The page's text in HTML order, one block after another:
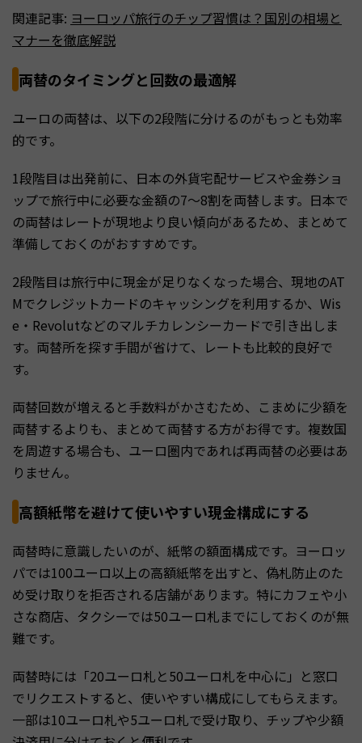
関連記事: ヨーロッパ旅行のチップ習慣は？国別の相場と
マナーを徹底解説
両替のタイミングと回数の最適解
ユーロの両替は、以下の2段階に分けるのがもっとも効率
的です。
1段階目は出発前に、日本の外貨宅配サービスや金券ショ
ップで旅行中に必要な金額の7〜8割を両替します。日本で
の両替はレートが現地より良い傾向があるため、まとめて
準備しておくのがおすすめです。
2段階目は旅行中に現金が足りなくなった場合、現地のAT
Mでクレジットカードのキャッシングを利用するか、Wis
e・Revolutなどのマルチカレンシーカードで引き出しま
す。両替所を探す手間が省けて、レートも比較的良好で
す。
両替回数が増えると手数料がかさむため、こまめに少額を
両替するよりも、まとめて両替する方がお得です。複数国
を周遊する場合も、ユーロ圏内であれば再両替の必要はあ
りません。
高額紙幣を避けて使いやすい現金構成にする
両替時に意識したいのが、紙幣の額面構成です。ヨーロッ
パでは100ユーロ以上の高額紙幣を出すと、偽札防止のた
め受け取りを拒否される店舗があります。特にカフェや小
さな商店、タクシーでは50ユーロ札までにしておくのが無
難です。
両替時には「20ユーロ札と50ユーロ札を中心に」と窓口
でリクエストすると、使いやすい構成にしてもらえます。
一部は10ユーロ札や5ユーロ札で受け取り、チップや少額